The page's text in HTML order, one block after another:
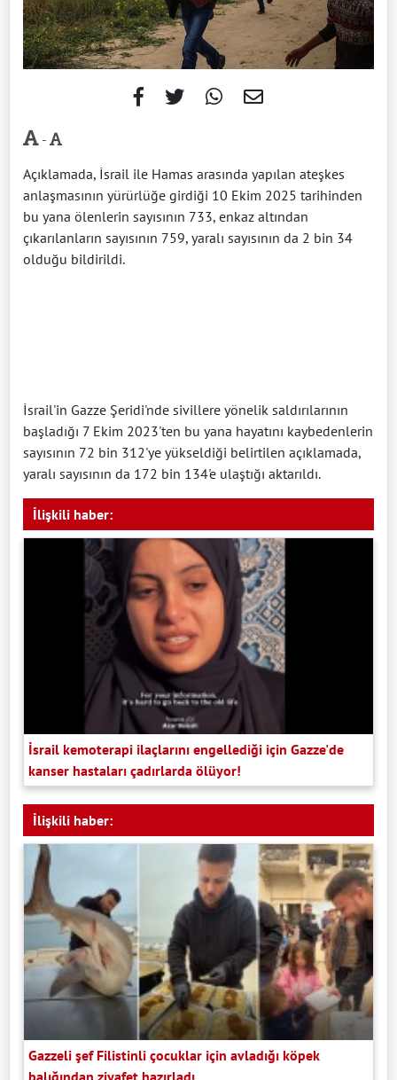
-
Açıklamada, İsrail ile Hamas arasında yapılan ateşkes
anlaşmasının yürürlüğe girdiği 10 Ekim 2025 tarihinden
bu yana ölenlerin sayısının 733, enkaz altından
çıkarılanların sayısının 759, yaralı sayısının da 2 bin 34
olduğu bildirildi.
İsrail'in Gazze Şeridi'nde sivillere yönelik saldırılarının
başladığı 7 Ekim 2023'ten bu yana hayatını kaybedenlerin
sayısının 72 bin 312'ye yükseldiği belirtilen açıklamada,
yaralı sayısının da 172 bin 134'e ulaştığı aktarıldı.
İlişkili haber:
İsrail kemoterapi ilaçlarını engellediği için Gazze'de
kanser hastaları çadırlarda ölüyor!
İlişkili haber:
Gazzeli şef Filistinli çocuklar için avladığı köpek